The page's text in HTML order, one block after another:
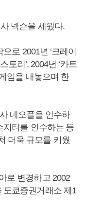
넥슨을 세웠다.
로 2001년 ‘크레이
토리’, 2004년 ‘카트
임을 내놓으며 한
네오플을 인수하
지티를 인수하는 등
더욱 규모를 키웠
로 변경하고 2002
도쿄증권거래소 제1